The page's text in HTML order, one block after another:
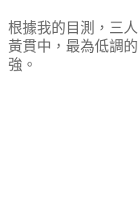
根據我的目測，三
黃貫中， 最為低調
強。